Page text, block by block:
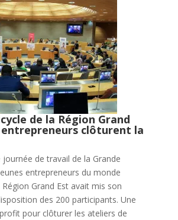
de la Région Grand
entrepreneurs clôturent la
de travail de la Grande
entrepreneurs du monde
Grand Est avait mis son
des 200 participants. Une
pour clôturer les ateliers de